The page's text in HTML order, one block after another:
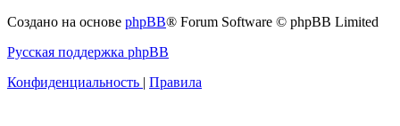
Создано на основе phpBB® Forum Software © phpBB Limited
Русская поддержка phpBB
Конфиденциальность | Правила